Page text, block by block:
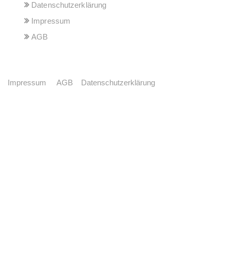
Datenschutzerklärung
Impressum
AGB
Impressum AGB Datenschutzerklärung